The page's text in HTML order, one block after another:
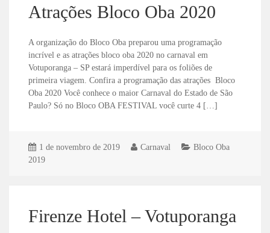
Atrações Bloco Oba 2020
A organização do Bloco Oba preparou uma programação
incrível e as atrações bloco oba 2020 no carnaval em
Votuporanga – SP estará imperdível para os foliões de
primeira viagem. Confira a programação das atrações Bloco
Oba 2020 Você conhece o maior Carnaval do Estado de São
Paulo? Só no Bloco OBA FESTIVAL você curte 4 […]
1 de novembro de 2019 Carnaval
Bloco Oba
2019
Firenze Hotel – Votuporanga